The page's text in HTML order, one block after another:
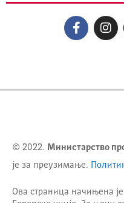
© 2022. Министарство
је за преузимање.
Ова страница начињена